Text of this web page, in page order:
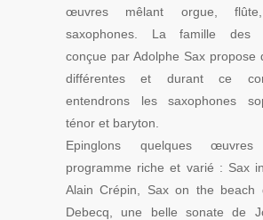
œuvres mêlant orgue,
saxophones. La famille des
conçue par Adolphe Sax propose
différentes et durant ce
entendrons les saxophones
ténor et baryton.
Epinglons quelques
programme riche et varié : Sax
Alain Crépin, Sax on the beach
Debecq, une belle sonate de